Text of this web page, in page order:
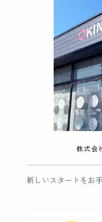
新しいスタートをお